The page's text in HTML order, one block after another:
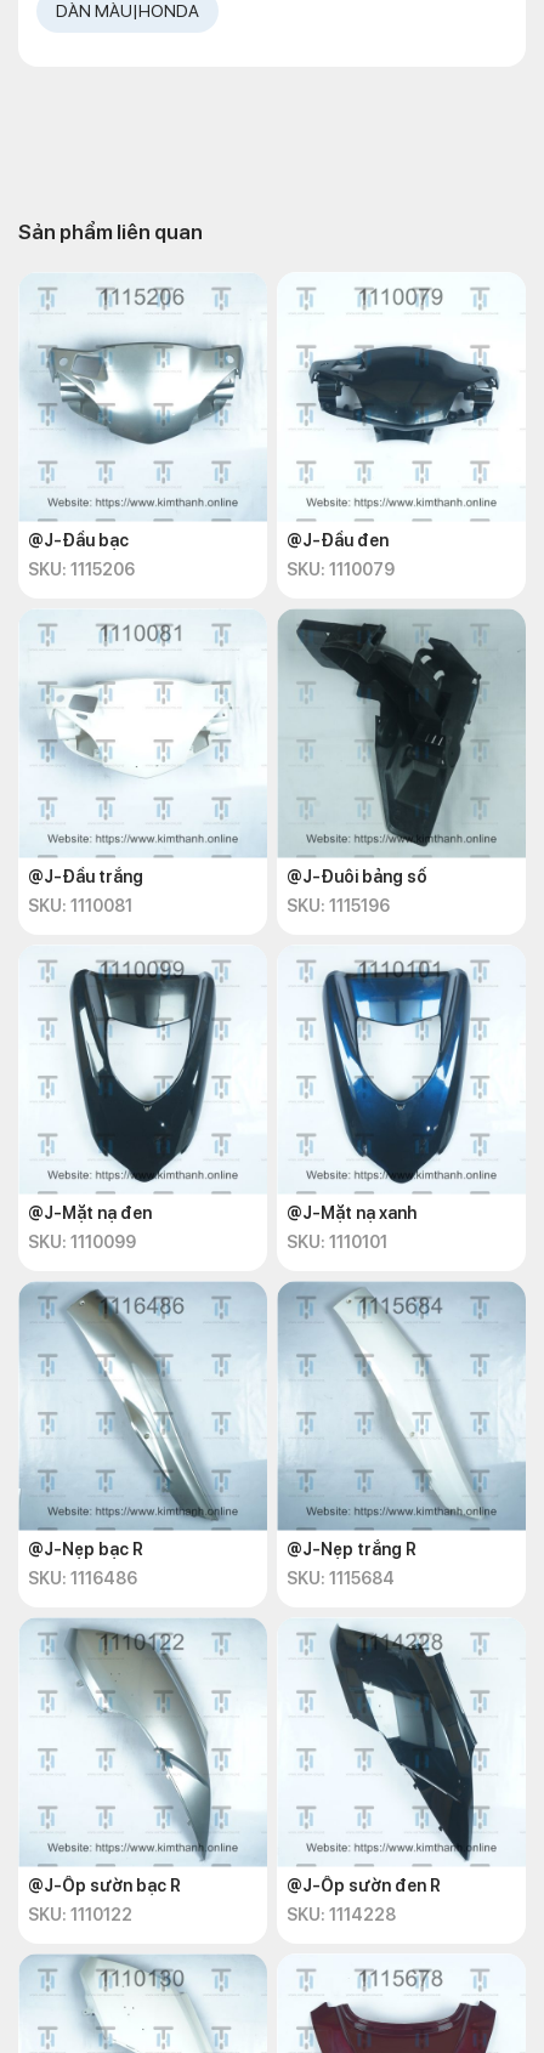
DÀN MÀU|HONDA
Sản phẩm liên quan
@J-Đầu bạc
SKU: 1115206
@J-Đầu đen
SKU: 1110079
@J-Đầu trắng
SKU: 1110081
@J-Đuôi bảng số
SKU: 1115196
@J-Mặt nạ đen
SKU: 1110099
@J-Mặt nạ xanh
SKU: 1110101
@J-Nẹp bạc R
SKU: 1116486
@J-Nẹp trắng R
SKU: 1115684
@J-Ốp sườn bạc R
SKU: 1110122
@J-Ốp sườn đen R
SKU: 1114228